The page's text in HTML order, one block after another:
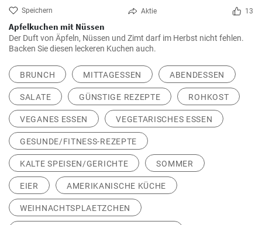
Speichern Aktie 13
Apfelkuchen mit Nüssen
Der Duft von Äpfeln, Nüssen und Zimt darf im Herbst nicht fehlen.
Backen Sie diesen leckeren Kuchen auch.
BRUNCH MITTAGESSEN ABENDESSEN
SALATE GÜNSTIGE REZEPTE ROHKOST
VEGANES ESSEN VEGETARISCHES ESSEN
GESUNDE/FITNESS-REZEPTE
KALTE SPEISEN/GERICHTE SOMMER
EIER AMERIKANISCHE KÜCHE
WEIHNACHTSPLAETZCHEN